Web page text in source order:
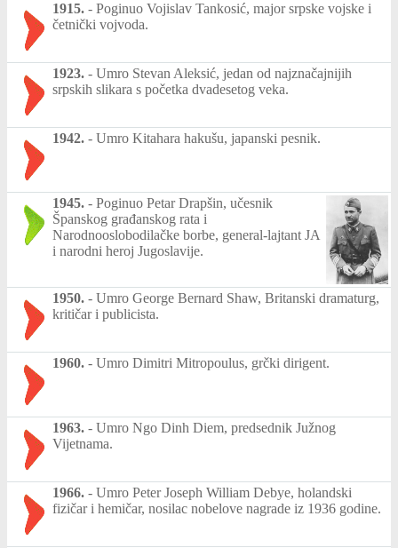
1915. - Poginuo Vojislav Tankosić, major srpske vojske i
četnički vojvoda.
1923. - Umro Stevan Aleksić, jedan od najznačajnijih
srpskih slikara s početka dvadesetog veka.
1942. - Umro Kitahara hakušu, japanski pesnik.
1945. - Poginuo Petar Drapšin, učesnik
Španskog građanskog rata i
Narodnooslobodilačke borbe, general-lajtant JA
i narodni heroj Jugoslavije.
1950. - Umro George Bernard Shaw, Britanski dramaturg,
kritičar i publicista.
1960. - Umro Dimitri Mitropoulus, grčki dirigent.
1963. - Umro Ngo Dinh Diem, predsednik Južnog
Vijetnama.
1966. - Umro Peter Joseph William Debye, holandski
fizičar i hemičar, nosilac nobelove nagrade iz 1936 godine.